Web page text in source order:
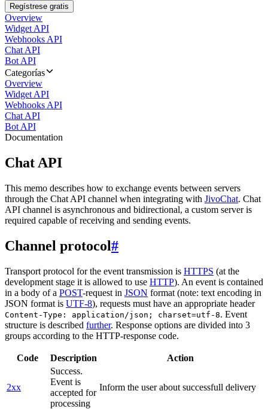
Regístrese gratis
Overview
Widget API
Webhooks API
Chat API
Bot API
Categorías
Overview
Widget API
Webhooks API
Chat API
Bot API
Documentation
Chat API
This memo describes how to exchange events between servers
through the Chat API channel when integrating with JivoChat. Chat
API channel is asynchronous and bidirectional, a custom server is
required capable of receiving and sending events.
Channel protocol#
Transport protocol for the event transmission is HTTPS (at the
development stage it is allowed to use HTTP). An event is contained
in a body of a POST-request in JSON format (note: text encoding in
JSON format is UTF-8), requests must have an appropriate header
Content-Type: application/json; charset=utf-8. Event
structure is described further. Response options are divided into 3
groups according to the HTTP-response code.
Code Description Action
2xx
Success.
Event is
accepted for
processing
Inform the user about successfull delivery